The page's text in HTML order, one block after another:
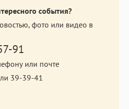
события?
фото или видео в
91
или почте
39-39-41